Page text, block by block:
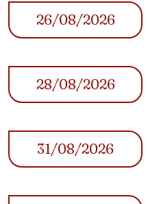
26/08/2026
28/08/2026
31/08/2026